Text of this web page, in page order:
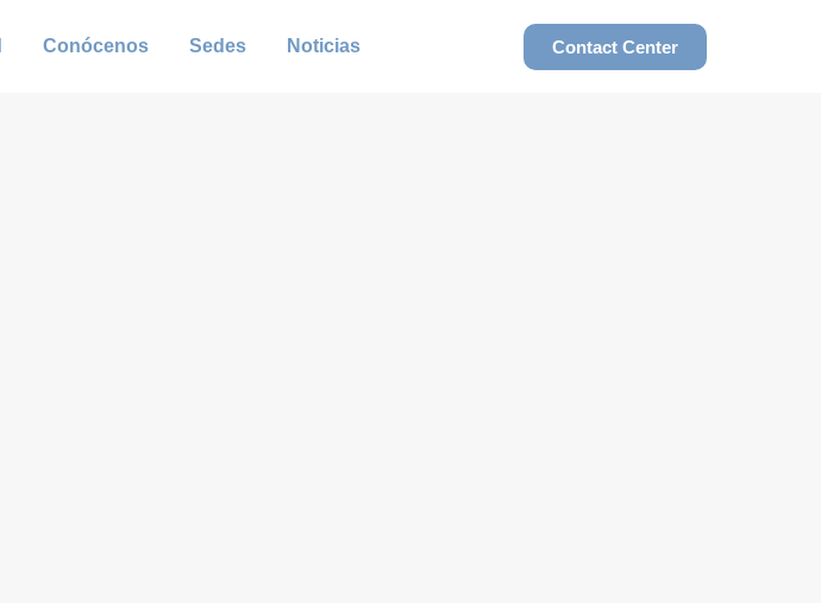
Conócenos Sedes Noticias Contact Center